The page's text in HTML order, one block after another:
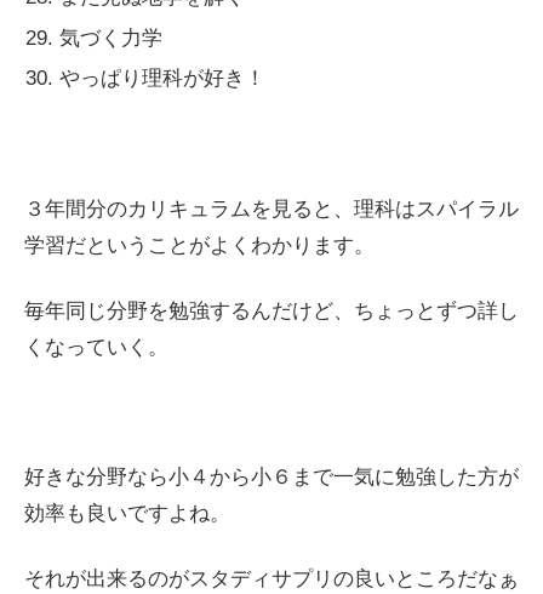
気づく力学
やっぱり理科が好き！
３年間分のカリキュラムを見ると、理科はスパイラル
学習だということがよくわかります。
毎年同じ分野を勉強するんだけど、ちょっとずつ詳し
くなっていく。
好きな分野なら小４から小６まで一気に勉強した方が
効率も良いですよね。
それが出来るのがスタディサプリの良いところだなぁ